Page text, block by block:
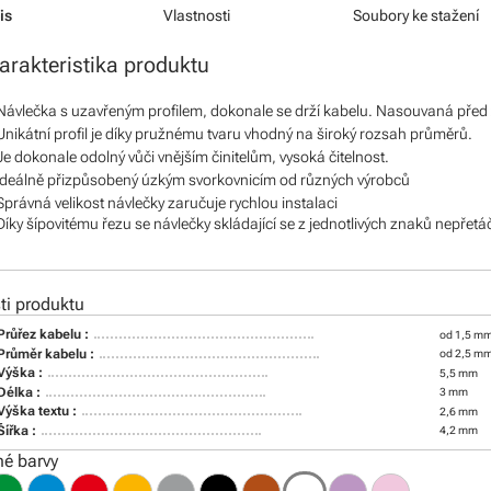
Vlastnosti Soubory ke stažení
produktu
s uzavřeným profilem, dokonale se drží kabelu. Nasouvaná
profil je díky pružnému tvaru vhodný na široký rozsah průměrů.
dokonale odolný vůči vnějším činitelům, vysoká čitelnost.
přizpůsobený úzkým svorkovnicím od různých výrobců
velikost návlečky zaručuje rychlou instalaci
šípovitému řezu se návlečky skládající se z jednotlivých znaků
produktu
kabelu : od 1,5
kabelu : od 2,5
: 5,5 mm
: 3 mm
textu : 2,6 mm
: 4,2 mm
barvy